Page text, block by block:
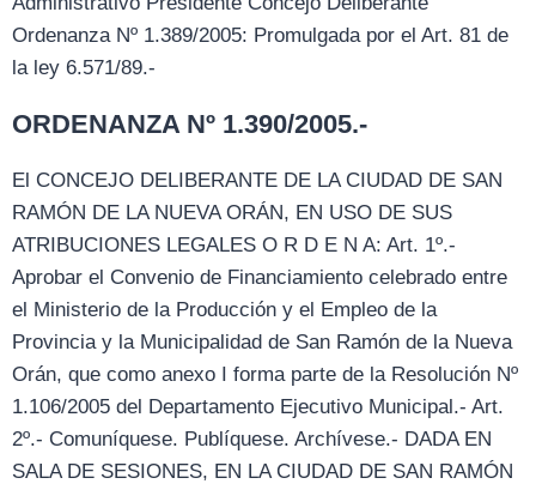
Ordenanza Nº 1.389/2005: Promulgada por el Art. 81 de
la ley 6.571/89.-
ORDENANZA Nº 1.390/2005.-
El CONCEJO DELIBERANTE DE LA CIUDAD DE SAN
RAMÓN DE LA NUEVA ORÁN, EN USO DE SUS
ATRIBUCIONES LEGALES O R D E N A: Art. 1º.-
Aprobar el Convenio de Financiamiento celebrado entre
el Ministerio de la Producción y el Empleo de la
Provincia y la Municipalidad de San Ramón de la Nueva
Orán, que como anexo I forma parte de la Resolución Nº
1.106/2005 del Departamento Ejecutivo Municipal.- Art.
2º.- Comuníquese. Publíquese. Archívese.- DADA EN
SALA DE SESIONES, EN LA CIUDAD DE SAN RAMÓN